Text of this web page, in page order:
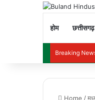
होम छत्तीसगढ़
Breaking
Home /